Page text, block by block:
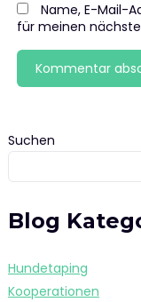
Name, E-Mail-
für meinen
Suchen
Blog
Hundetaping
Kooperationen